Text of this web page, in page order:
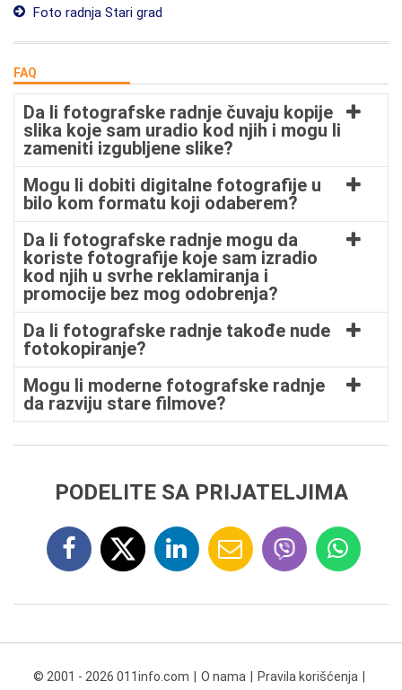
Foto radnja Stari grad
FAQ
Da li fotografske radnje čuvaju kopije
slika koje sam uradio kod njih i mogu li
zameniti izgubljene slike?
Mogu li dobiti digitalne fotografije u
bilo kom formatu koji odaberem?
Da li fotografske radnje mogu da
koriste fotografije koje sam izradio
kod njih u svrhe reklamiranja i
promocije bez mog odobrenja?
Da li fotografske radnje takođe nude
fotokopiranje?
Mogu li moderne fotografske radnje
da razviju stare filmove?
PODELITE SA PRIJATELJIMA
© 2001 - 2026 011info.com O nama Pravila korišćenja